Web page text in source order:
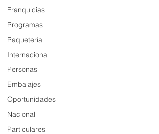
Franquicias
Programas
Paquetería
Internacional
Personas
Embalajes
Oportunidades
Nacional
Particulares